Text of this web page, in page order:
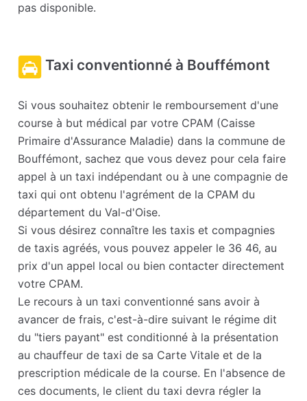
pas disponible.
Taxi conventionné à Bouffémont
Si vous souhaitez obtenir le remboursement d'une
course à but médical par votre CPAM (Caisse
Primaire d'Assurance Maladie) dans la commune de
Bouffémont, sachez que vous devez pour cela faire
appel à un taxi indépendant ou à une compagnie de
taxi qui ont obtenu l'agrément de la CPAM du
département du Val-d'Oise.
Si vous désirez connaître les taxis et compagnies
de taxis agréés, vous pouvez appeler le 36 46, au
prix d'un appel local ou bien contacter directement
votre CPAM.
Le recours à un taxi conventionné sans avoir à
avancer de frais, c'est-à-dire suivant le régime dit
du "tiers payant" est conditionné à la présentation
au chauffeur de taxi de sa Carte Vitale et de la
prescription médicale de la course. En l'absence de
ces documents, le client du taxi devra régler la